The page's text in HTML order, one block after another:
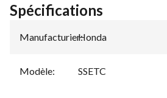
Spécifications
Manufacturier:
Honda
Modèle: SSETC